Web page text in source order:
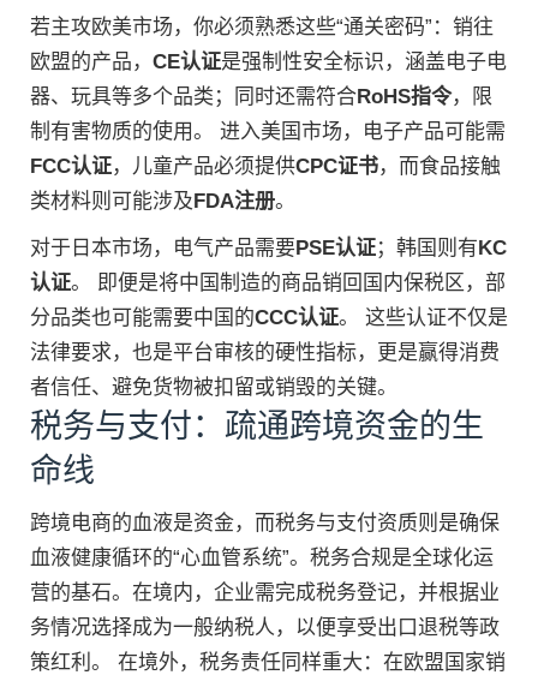
若主攻欧美市场，你必须熟悉这些“通关密码”：销往
欧盟的产品， CE认证是强制性安全标识，涵盖电子电
器、玩具等多个品类；同时还需符合RoHS指令，限
制有害物质的使用。 进入美国市场，电子产品可能需
FCC认证，儿童产品必须提供CPC证书，而食品接触
类材料则可能涉及FDA注册。
对于日本市场，电气产品需要PSE认证；韩国则有KC
认证。 即便是将中国制造的商品销回国内保税区，部
分品类也可能需要中国的CCC认证。 这些认证不仅是
法律要求，也是平台审核的硬性指标，更是赢得消费
者信任、避免货物被扣留或销毁的关键。
税务与支付：疏通跨境资金的生
命线
跨境电商的血液是资金，而税务与支付资质则是确保
血液健康循环的“心血管系统”。税务合规是全球化运
营的基石。在境内，企业需完成税务登记，并根据业
务情况选择成为一般纳税人，以便享受出口退税等政
策红利。 在境外，税务责任同样重大：在欧盟国家销